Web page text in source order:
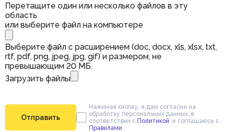
Перетащите один или несколько файлов в эту
область
или выберите файл на компьютере
Выберите файл с расширением (doc, docx, xls, xlsx, txt,
rtf, pdf, png, jpeg, jpg, gif) и размером, не
превышающим 20 МБ.
Загрузить файлы
Отправить
Нажимая кнопку, я даю согласие на
обработку персональных данных, в
соответствии с Политикой , и соглашаюсь с
Правилами